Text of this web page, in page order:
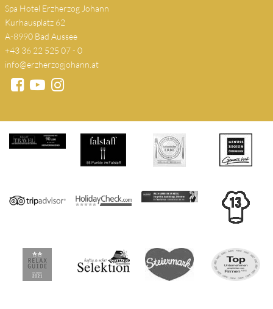
Spa Hotel Erzherzog Johann
Kurhausplatz 62
A-8990 Bad Aussee
+43 36 22 525 07 - 0
info@erzherzogjohann.at